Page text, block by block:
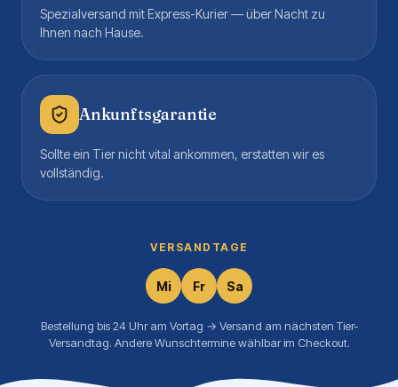
Spezialversand mit Express-Kurier — über Nacht zu
Ihnen nach Hause.
Ankunftsgarantie
Sollte ein Tier nicht vital ankommen, erstatten wir es
vollständig.
VERSANDTAGE
Mi Fr Sa
Bestellung bis 24 Uhr am Vortag → Versand am nächsten Tier-
Versandtag. Andere Wunschtermine wählbar im Checkout.